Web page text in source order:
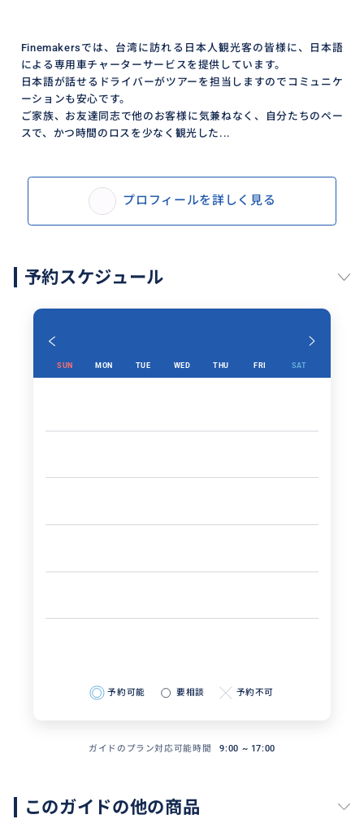
Finemakersでは、台湾に訪れる日本人観光客の皆様に、日本語
による専用車チャーターサービスを提供しています。
日本語が話せるドライバーがツアーを担当しますのでコミュニケ
ーションも安心です。
ご家族、お友達同志で他のお客様に気兼ねなく、自分たちのペー
スで、かつ時間のロスを少なく観光した...
プロフィールを詳しく見る
予約スケジュール
SUN MON TUE WED THU FRI SAT
予約可能 要相談 予約不可
ガイドのプラン対応可能時間 9:00 ~ 17:00
このガイドの他の商品